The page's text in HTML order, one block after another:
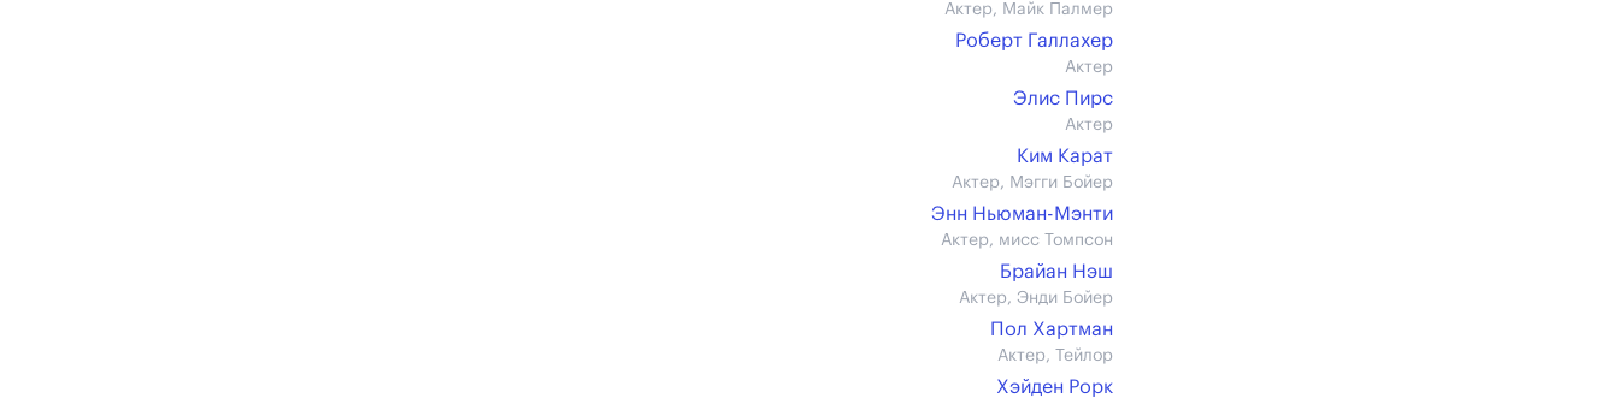
Актер, Майк Палмер
Роберт Галлахер
Актер
Элис Пирс
Актер
Ким Карат
Актер, Мэгги Бойер
Энн Ньюман-Мэнти
Актер, мисс Томпсон
Брайан Нэш
Актер, Энди Бойер
Пол Хартман
Актер, Тейлор
Хэйден Рорк